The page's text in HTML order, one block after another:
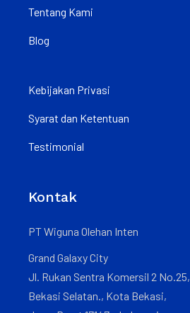
Tentang Kami
Blog
Kebijakan Privasi
Syarat dan Ketentuan
Testimonial
Kontak
PT Wiguna Olehan Inten
Grand Galaxy City
Jl. Rukan Sentra Komersil 2 No.25,
Bekasi Selatan., Kota Bekasi,